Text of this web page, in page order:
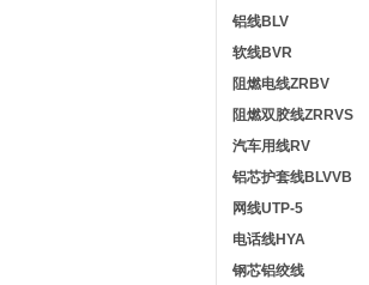
铝线BLV
软线BVR
阻燃电线ZRBV
阻燃双胶线ZRRVS
汽车用线RV
铝芯护套线BLVVB
网线UTP-5
电话线HYA
钢芯铝绞线